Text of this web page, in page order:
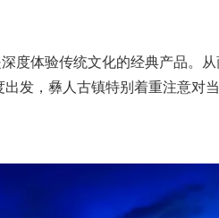
体验传统文化的经典产品。从
发，彝人古镇特别着重注意对